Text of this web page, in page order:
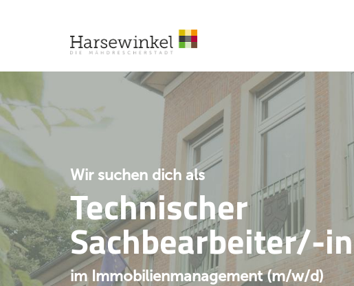
Wir suchen dich als
Technischer
Sachbearbeiter/-in
im Immobilienmanagement (m/w/d)